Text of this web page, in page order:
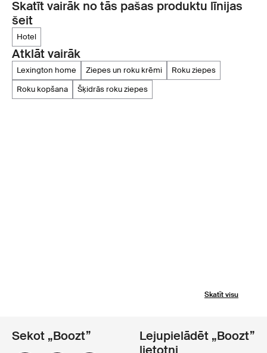
Skatīt vairāk no tās pašas produktu līnijas
šeit
hotel
Atklāt vairāk
lexington home ziepes un roku krēmi
roku ziepes
roku kopšana
šķidrās roku ziepes
Skatīt visu
Sekot „Boozt”
Lejupielādēt „Boozt”